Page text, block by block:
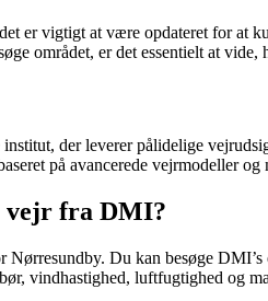
er vigtigt at være opdateret for at
området, er det essentielt at vide,
der leverer pålidelige
på avancerede vejrmodeller
vejr fra DMI?
Nørresundby. Du kan besøge
vindhastighed, luftfugtighed og